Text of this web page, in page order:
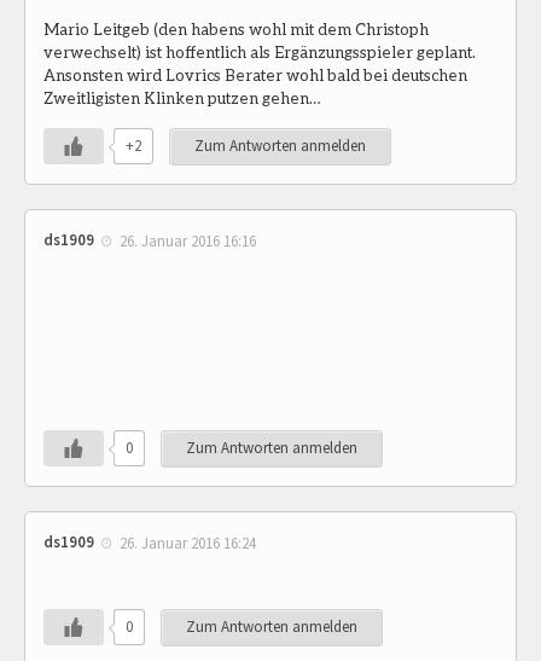
Mario Leitgeb (den habens wohl mit dem Christoph
verwechselt) ist hoffentlich als Ergänzungsspieler geplant.
Ansonsten wird Lovrics Berater wohl bald bei deutschen
Zweitligisten Klinken putzen gehen…
+2 Zum Antworten anmelden
ds1909 26. Januar 2016 16:16
0 Zum Antworten anmelden
ds1909 26. Januar 2016 16:24
0 Zum Antworten anmelden